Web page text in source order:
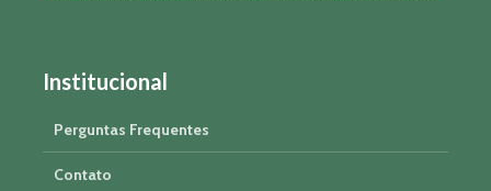
Institucional
Perguntas Frequentes
Contato